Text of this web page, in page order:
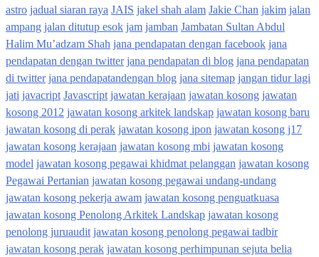
astro jadual siaran raya JAIS jakel shah alam Jakie Chan jakim jalan
ampang jalan ditutup esok jam jamban Jambatan Sultan Abdul
Halim Mu’adzam Shah jana pendapatan dengan facebook jana
pendapatan dengan twitter jana pendapatan di blog jana pendapatan
di twitter jana pendapatandengan blog jana sitemap jangan tidur lagi
jati javacript Javascript jawatan kerajaan jawatan kosong jawatan
kosong 2012 jawatan kosong arkitek landskap jawatan kosong baru
jawatan kosong di perak jawatan kosong ipon jawatan kosong j17
jawatan kosong kerajaan jawatan kosong mbi jawatan kosong
model jawatan kosong pegawai khidmat pelanggan jawatan kosong
Pegawai Pertanian jawatan kosong pegawai undang-undang
jawatan kosong pekerja awam jawatan kosong penguatkuasa
jawatan kosong Penolong Arkitek Landskap jawatan kosong
penolong juruaudit jawatan kosong penolong pegawai tadbir
jawatan kosong perak jawatan kosong perhimpunan sejuta belia